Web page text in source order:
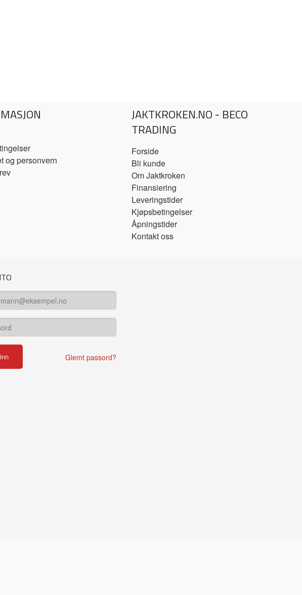
og personvern
JAKTKROKEN.NO - BECO
TRADING
Forside
Bli kunde
Om Jaktkroken
Finansiering
Leveringstider
Kjøpsbetingelser
Åpningstider
Kontakt oss
Glemt passord?